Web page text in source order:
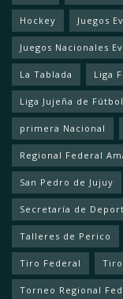
Hockey Juegos
Juegos Nacionales
La Tablada Liga
Liga Jujeña de Fútbol
primera Nacional
Regional Federal
San Pedro de Jujuy
Secretaría de
Talleres de Perico
Tiro Federal
Torneo Regional